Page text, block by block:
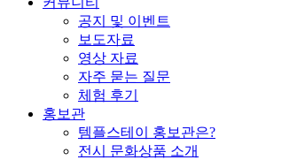
공지 및 이벤트
보도자료
영상 자료
자주 묻는 질문
체험 후기
홍보관
템플스테이 홍보관은?
전시 문화상품 소개